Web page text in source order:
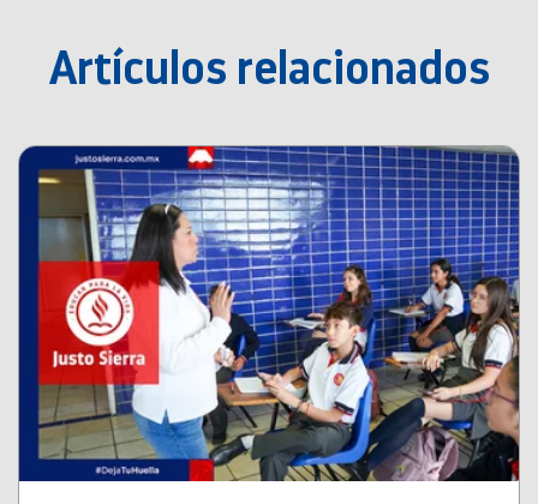
Artículos relacionados